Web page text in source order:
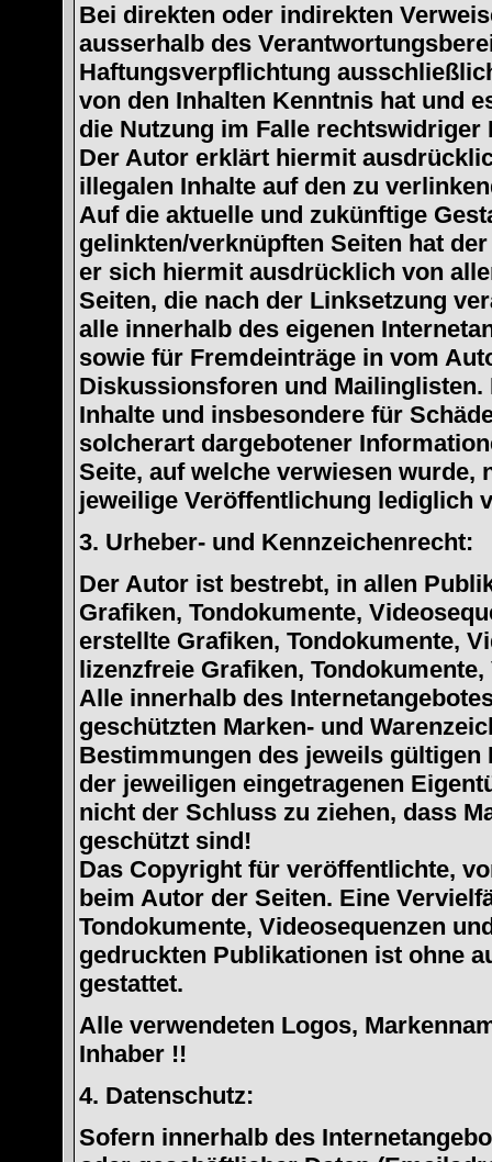
Bei direkten oder indirekten
ausserhalb des
Haftungsverpflichtung
von den Inhalten Kenntnis hat und
die Nutzung im Falle rechtswidriger
Der Autor erklärt hiermit
illegalen Inhalte auf den zu
Auf die aktuelle und zukünftige
gelinkten/verknüpften Seiten hat
er sich hiermit ausdrücklich von
Seiten, die nach der Linksetzung
alle innerhalb des eigenen
sowie für Fremdeinträge in vom
Diskussionsforen und
Inhalte und insbesondere für
solcherart dargebotener
Seite, auf welche verwiesen
jeweilige Veröffentlichung lediglich
3. Urheber- und Kennzeichenrecht:
Der Autor ist bestrebt, in allen
Grafiken, Tondokumente,
erstellte Grafiken, Tondokumente,
lizenzfreie Grafiken,
Alle innerhalb des
geschützten Marken- und
Bestimmungen des jeweils
der jeweiligen eingetragenen
nicht der Schluss zu ziehen, dass
geschützt sind!
Das Copyright für veröffentlichte,
beim Autor der Seiten. Eine
Tondokumente, Videosequenzen
gedruckten Publikationen ist ohne
gestattet.
Alle verwendeten Logos,
Inhaber !!
4. Datenschutz:
Sofern innerhalb des